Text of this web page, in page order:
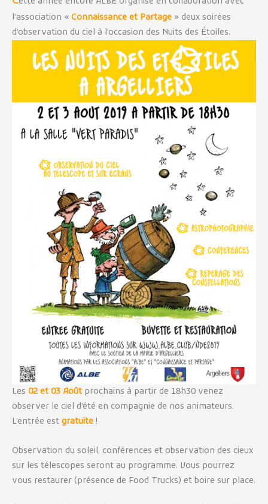
l’association « Connaissance et Partage » deux soirées
d’observation du ciel à l’occasion des Nuits des Étoiles.
Les 02 et 03 Aoûtprochains à partir de 18h30 venez
observer le ciel d’été en compagnie de nos animateurs.
L’entrée est gratuite !
Observation du soleil, conférences et observation des cieux
sur les télescopes seront au programme. Vous pourrez
vous restaurer (présence de Food Trucks) et boire sur place.